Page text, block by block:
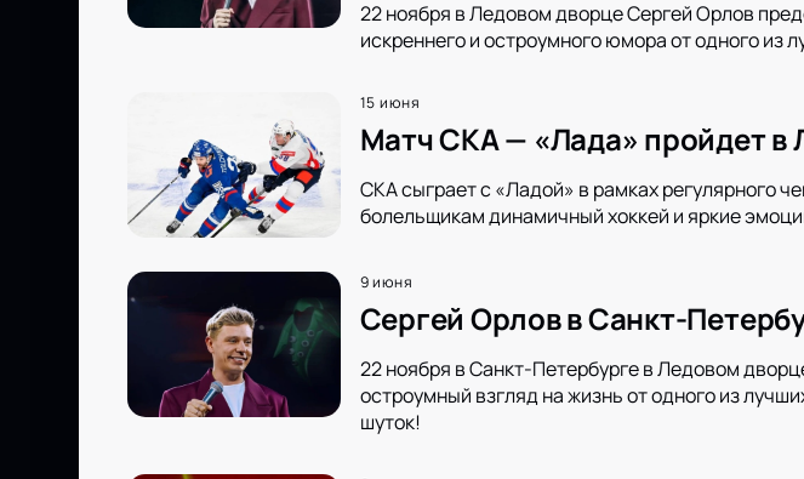
22 ноября в Ледовом дворце Сергей Орлов
искреннего и остроумного юмора от одного из
15 июня
Матч СКА — «Лада» пройдет в
СКА сыграет с «Ладой» в рамках регулярного
болельщикам динамичный хоккей и яркие
9 июня
Сергей Орлов в Санкт-
22 ноября в Санкт-Петербурге в Ледовом
остроумный взгляд на жизнь от одного из
шуток!